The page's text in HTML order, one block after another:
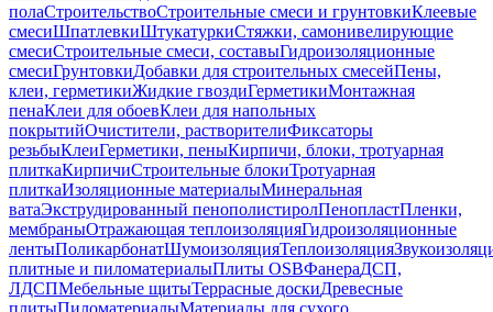
полаСтроительствоСтроительные смеси и грунтовкиКлеевые
смесиШпатлевкиШтукатуркиСтяжки, самонивелирующие
смесиСтроительные смеси, составыГидроизоляционные
смесиГрунтовкиДобавки для строительных смесейПены,
клеи, герметикиЖидкие гвоздиГерметикиМонтажная
пенаКлеи для обоевКлеи для напольных
покрытийОчистители, растворителиФиксаторы
резьбыКлеиГерметики, пеныКирпичи, блоки, тротуарная
плиткаКирпичиСтроительные блокиТротуарная
плиткаИзоляционные материалыМинеральная
ватаЭкструдированный пенополистиролПенопластПленки,
мембраныОтражающая теплоизоляцияГидроизоляционные
лентыПоликарбонатШумоизоляцияТеплоизоляция
плитные и пиломатериалыПлиты OSBФанераДСП,
ЛДСПМебельные щитыТеррасные доскиДревесные
плитыПиломатериалыМатериалы для сухого